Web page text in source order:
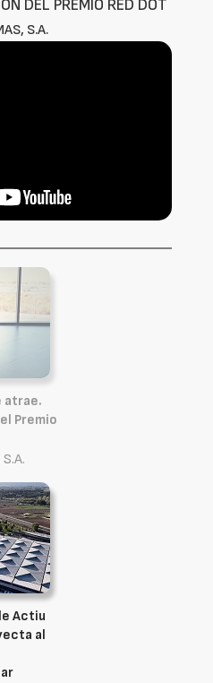
DEL PREMIO RED DOT
S.A.
atrae.
Premio
Actiu
al